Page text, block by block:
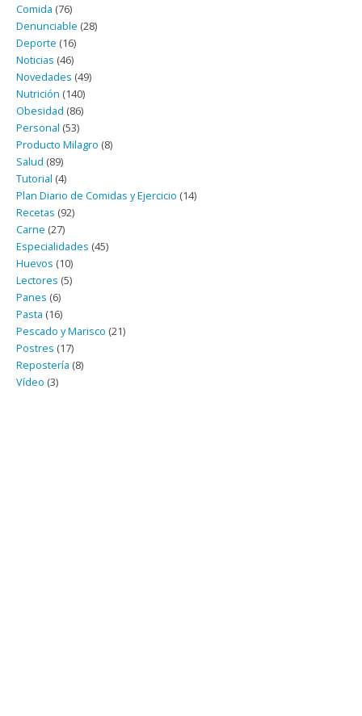
Comida (76)
Denunciable (28)
Deporte (16)
Noticias (46)
Novedades (49)
Nutrición (140)
Obesidad (86)
Personal (53)
Producto Milagro (8)
Salud (89)
Tutorial (4)
Plan Diario de Comidas y Ejercicio (14)
Recetas (92)
Carne (27)
Especialidades (45)
Huevos (10)
Lectores (5)
Panes (6)
Pasta (16)
Pescado y Marisco (21)
Postres (17)
Repostería (8)
Vídeo (3)